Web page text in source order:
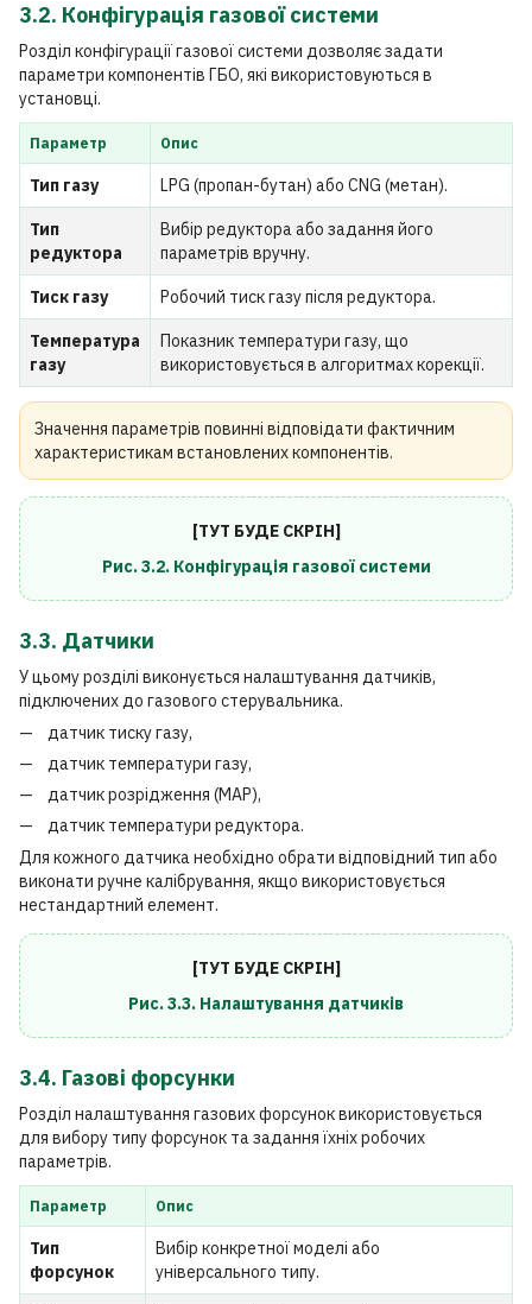
3.2. Конфігурація газової системи
Розділ конфігурації газової системи дозволяє задати
параметри компонентів ГБО, які використовуються в
установці.
Параметр Опис
Тип газу LPG (пропан-бутан) або CNG (метан).
Тип
редуктора
Вибір редуктора або задання його
параметрів вручну.
Тиск газу Робочий тиск газу після редуктора.
Температура
газу
Показник температури газу, що
використовується в алгоритмах корекції.
Значення параметрів повинні відповідати фактичним
характеристикам встановлених компонентів.
[ТУТ БУДЕ СКРІН]
Рис. 3.2. Конфігурація газової системи
3.3. Датчики
У цьому розділі виконується налаштування датчиків,
підключених до газового стерувальника.
датчик тиску газу,
датчик температури газу,
датчик розрідження (MAP),
датчик температури редуктора.
Для кожного датчика необхідно обрати відповідний тип або
виконати ручне калібрування, якщо використовується
нестандартний елемент.
[ТУТ БУДЕ СКРІН]
Рис. 3.3. Налаштування датчиків
3.4. Газові форсунки
Розділ налаштування газових форсунок використовується
для вибору типу форсунок та задання їхніх робочих
параметрів.
Параметр Опис
Тип
форсунок
Вибір конкретної моделі або
універсального типу.